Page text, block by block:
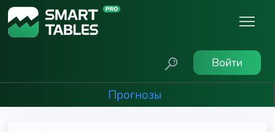
Войти
Прогнозы